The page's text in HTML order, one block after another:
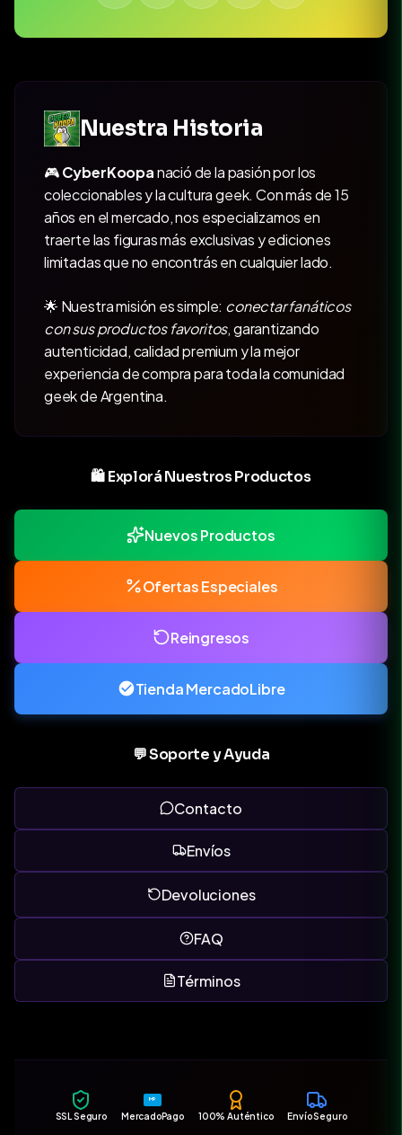
Nuestra Historia
🎮CyberKoopanació de la pasión por los
coleccionables y la cultura geek. Con más de 15
años en el mercado, nos especializamos en
traerte las figuras más exclusivas y ediciones
limitadas que no encontrás en cualquier lado.
🌟 Nuestra misión es simple: conectar fanáticos
con sus productos favoritos, garantizando
autenticidad, calidad premium y la mejor
experiencia de compra para toda la comunidad
geek de Argentina.
🛍️ Explorá Nuestros Productos
Nuevos Productos
Ofertas Especiales
Reingresos
Tienda MercadoLibre
💬 Soporte y Ayuda
Contacto
Envíos
Devoluciones
FAQ
Términos
SSL Seguro
MP
MercadoPago 100% Auténtico Envío Seguro